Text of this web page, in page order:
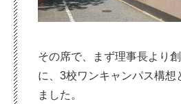
その席で、まず理事長より
に、3校ワンキャンパス構想
ました。